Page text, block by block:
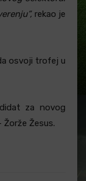
rekao je
osvoji trofej u
za novog
Žesus.